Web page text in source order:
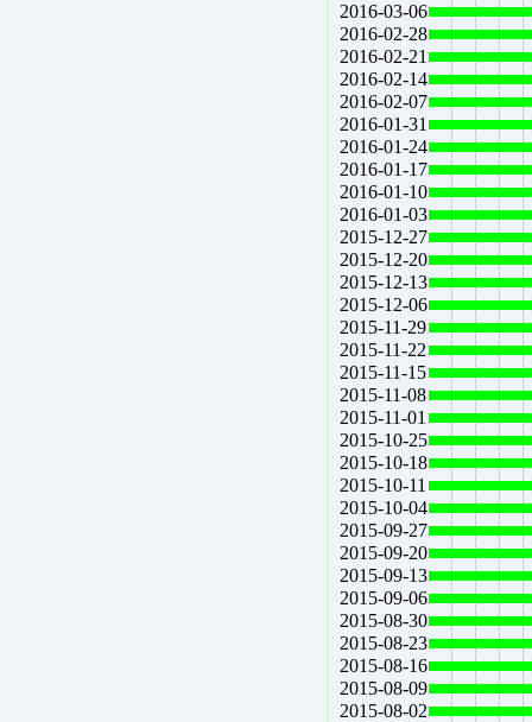
2016-03-06
2016-02-28
2016-02-21
2016-02-14
2016-02-07
2016-01-31
2016-01-24
2016-01-17
2016-01-10
2016-01-03
2015-12-27
2015-12-20
2015-12-13
2015-12-06
2015-11-29
2015-11-22
2015-11-15
2015-11-08
2015-11-01
2015-10-25
2015-10-18
2015-10-11
2015-10-04
2015-09-27
2015-09-20
2015-09-13
2015-09-06
2015-08-30
2015-08-23
2015-08-16
2015-08-09
2015-08-02